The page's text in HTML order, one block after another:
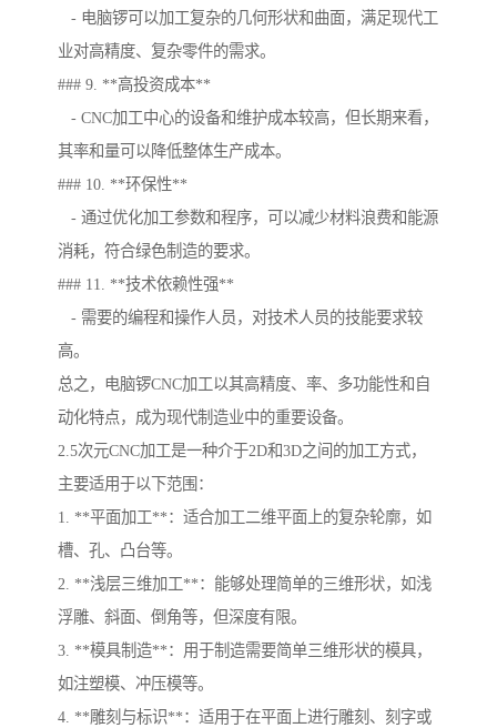
- 电脑锣可以加工复杂的几何形状和曲面，满足现代工
业对高精度、复杂零件的需求。
### 9. **高投资成本**
- CNC加工中心的设备和维护成本较高，但长期来看，
其率和量可以降低整体生产成本。
### 10. **环保性**
- 通过优化加工参数和程序，可以减少材料浪费和能源
消耗，符合绿色制造的要求。
### 11. **技术依赖性强**
- 需要的编程和操作人员，对技术人员的技能要求较
高。
总之，电脑锣CNC加工以其高精度、率、多功能性和自
动化特点，成为现代制造业中的重要设备。
2.5次元CNC加工是一种介于2D和3D之间的加工方式，
主要适用于以下范围：
1. **平面加工**：适合加工二维平面上的复杂轮廓，如
槽、孔、凸台等。
2. **浅层三维加工**：能够处理简单的三维形状，如浅
浮雕、斜面、倒角等，但深度有限。
3. **模具制造**：用于制造需要简单三维形状的模具，
如注塑模、冲压模等。
4. **雕刻与标识**：适用于在平面上进行雕刻、刻字或